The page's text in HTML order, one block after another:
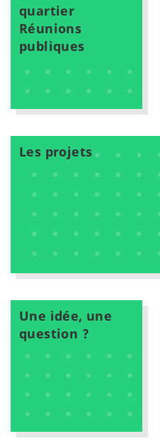
quartier
Réunions
publiques
Les projets
Une idée, une
question ?